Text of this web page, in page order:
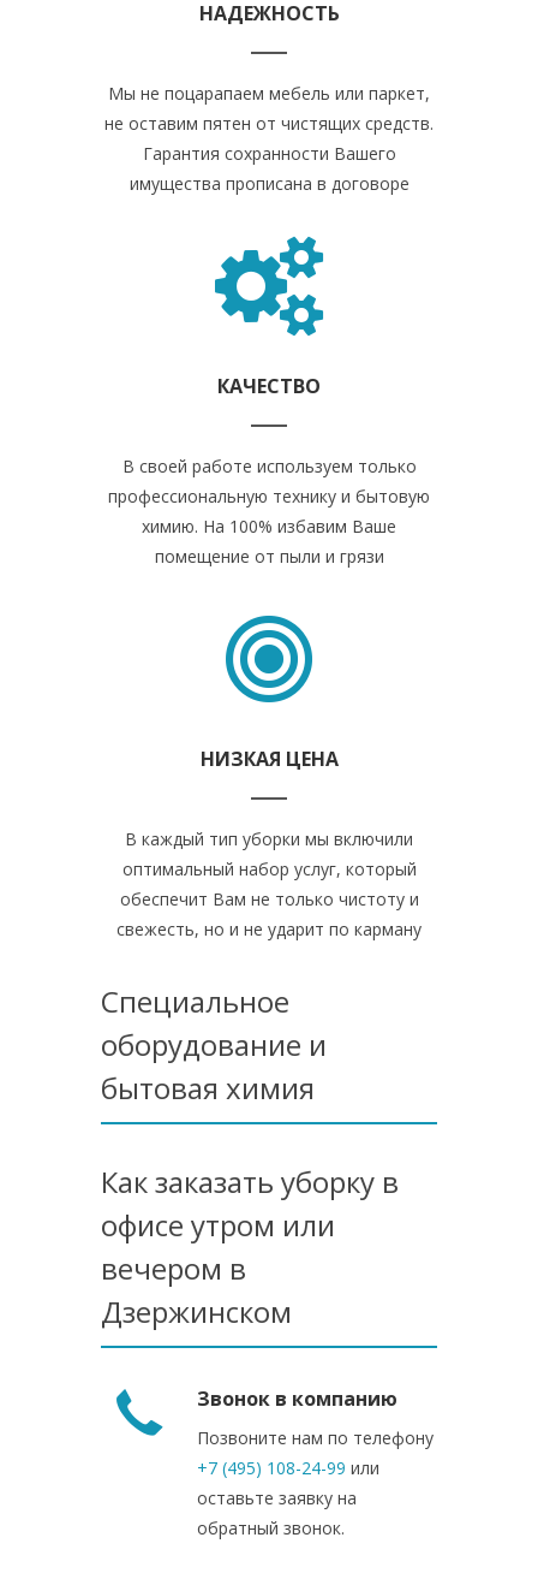
НАДЕЖНОСТЬ
Мы не поцарапаем мебель или паркет,
не оставим пятен от чистящих средств.
Гарантия сохранности Вашего
имущества прописана в договоре
КАЧЕСТВО
В своей работе используем только
профессиональную технику и бытовую
химию. На 100% избавим Ваше
помещение от пыли и грязи
НИЗКАЯ ЦЕНА
В каждый тип уборки мы включили
оптимальный набор услуг, который
обеспечит Вам не только чистоту и
свежесть, но и не ударит по карману
Специальное
оборудование и
бытовая химия
Как заказать уборку в
офисе утром или
вечером в
Дзержинском
Звонок в компанию
Позвоните нам по телефону
+7 (495) 108-24-99 или
оставьте заявку на
обратный звонок.